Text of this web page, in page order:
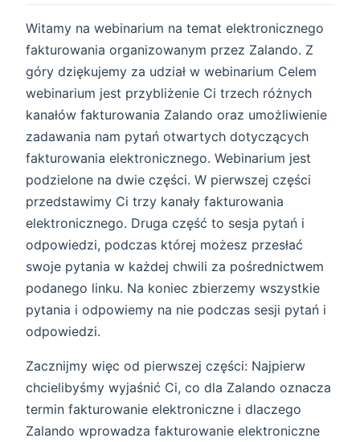
Witamy na webinarium na temat elektronicznego
fakturowania organizowanym przez Zalando. Z
góry dziękujemy za udział w webinarium Celem
webinarium jest przybliżenie Ci trzech różnych
kanałów fakturowania Zalando oraz umożliwienie
zadawania nam pytań otwartych dotyczących
fakturowania elektronicznego. Webinarium jest
podzielone na dwie części. W pierwszej części
przedstawimy Ci trzy kanały fakturowania
elektronicznego. Druga część to sesja pytań i
odpowiedzi, podczas której możesz przesłać
swoje pytania w każdej chwili za pośrednictwem
podanego linku. Na koniec zbierzemy wszystkie
pytania i odpowiemy na nie podczas sesji pytań i
odpowiedzi.
Zacznijmy więc od pierwszej części: Najpierw
chcielibyśmy wyjaśnić Ci, co dla Zalando oznacza
termin fakturowanie elektroniczne i dlaczego
Zalando wprowadza fakturowanie elektroniczne